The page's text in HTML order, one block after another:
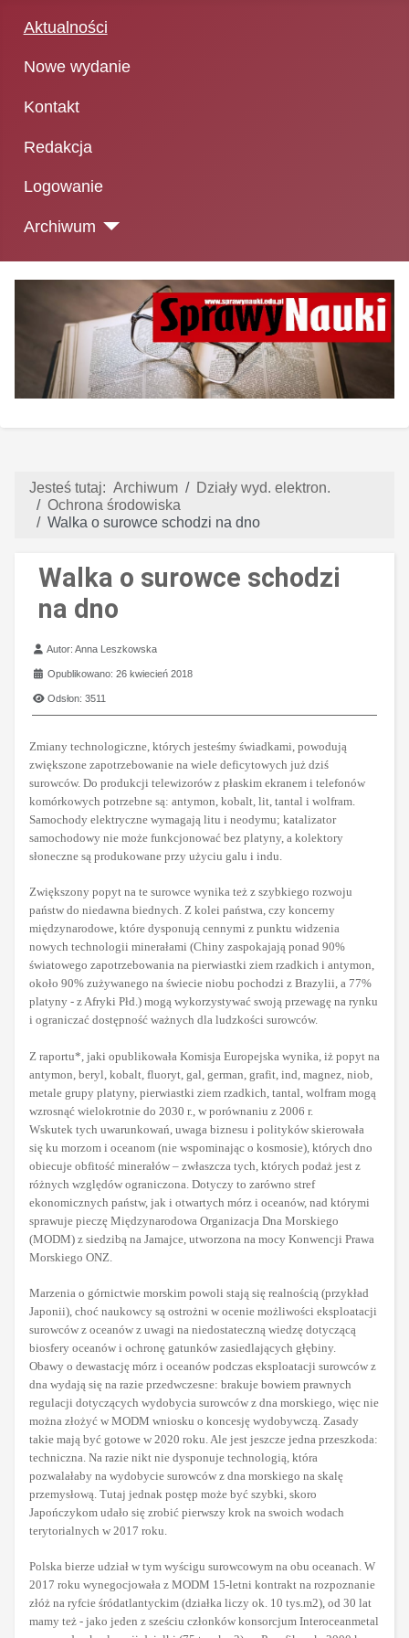
Aktualności
Nowe wydanie
Kontakt
Redakcja
Logowanie
Archiwum
Jesteś tutaj: Archiwum
Działy wyd. elektron.
Ochrona środowiska
Walka o surowce schodzi na dno
Walka o surowce schodzi
na dno
Szczegóły
Autor:Anna Leszkowska
Opublikowano: 26 kwiecień 2018
Odsłon: 3511
Zmiany technologiczne, których jesteśmy świadkami, powodują
zwiększone zapotrzebowanie na wiele deficytowych już dziś
surowców. Do produkcji telewizorów z płaskim ekranem i telefonów
komórkowych potrzebne są: antymon, kobalt, lit, tantal i wolfram.
Samochody elektryczne wymagają litu i neodymu; katalizator
samochodowy nie może funkcjonować bez platyny, a kolektory
słoneczne są produkowane przy użyciu galu i indu.
Zwiększony popyt na te surowce wynika też z szybkiego rozwoju
państw do niedawna biednych. Z kolei państwa, czy koncerny
międzynarodowe, które dysponują cennymi z punktu widzenia
nowych technologii minerałami (Chiny zaspokajają ponad 90%
światowego zapotrzebowania na pierwiastki ziem rzadkich i antymon,
około 90% zużywanego na świecie niobu pochodzi z Brazylii, a 77%
platyny - z Afryki Płd.) mogą wykorzystywać swoją przewagę na rynku
i ograniczać dostępność ważnych dla ludzkości surowców.
Z raportu*, jaki opublikowała Komisja Europejska wynika, iż popyt na
antymon, beryl, kobalt, fluoryt, gal, german, grafit, ind, magnez, niob,
metale grupy platyny, pierwiastki ziem rzadkich, tantal, wolfram mogą
wzrosnąć wielokrotnie do 2030 r., w porównaniu z 2006 r.
Wskutek tych uwarunkowań, uwaga biznesu i polityków skierowała
się ku morzom i oceanom (nie wspominając o kosmosie), których dno
obiecuje obfitość minerałów – zwłaszcza tych, których podaż jest z
różnych względów ograniczona. Dotyczy to zarówno stref
ekonomicznych państw, jak i otwartych mórz i oceanów, nad którymi
sprawuje pieczę Międzynarodowa Organizacja Dna Morskiego
(MODM) z siedzibą na Jamajce, utworzona na mocy Konwencji Prawa
Morskiego ONZ.
Marzenia o górnictwie morskim powoli stają się realnością (przykład
Japonii), choć naukowcy są ostrożni w ocenie możliwości eksploatacji
surowców z oceanów z uwagi na niedostateczną wiedzę dotyczącą
biosfery oceanów i ochronę gatunków zasiedlających głębiny.
Obawy o dewastację mórz i oceanów podczas eksploatacji surowców z
dna wydają się na razie przedwczesne: brakuje bowiem prawnych
regulacji dotyczących wydobycia surowców z dna morskiego, więc nie
można złożyć w MODM wniosku o koncesję wydobywczą. Zasady
takie mają być gotowe w 2020 roku. Ale jest jeszcze jedna przeszkoda:
techniczna. Na razie nikt nie dysponuje technologią, która
pozwalałaby na wydobycie surowców z dna morskiego na skalę
przemysłową. Tutaj jednak postęp może być szybki, skoro
Japończykom udało się zrobić pierwszy krok na swoich wodach
terytorialnych w 2017 roku.
Polska bierze udział w tym wyścigu surowcowym na obu oceanach. W
2017 roku wynegocjowała z MODM 15-letni kontrakt na rozpoznanie
złóż na ryfcie śródatlantyckim (działka liczy ok. 10 tys.m2), od 30 lat
mamy też - jako jeden z sześciu członków konsorcjum Interoceanmetal